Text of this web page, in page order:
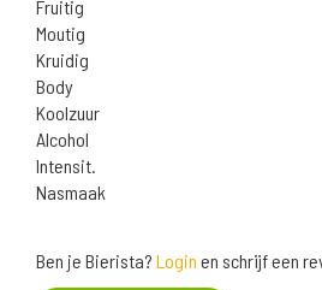
Fruitig
Moutig
Kruidig
Body
Koolzuur
Alcohol
Intensit.
Nasmaak
Ben je Bierista? Login en schrijf een